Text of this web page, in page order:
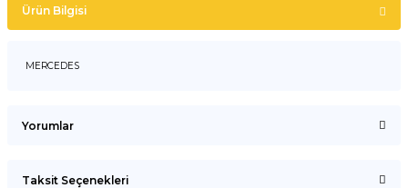
Ürün Bilgisi
MERCEDES
Yorumlar
Taksit Seçenekleri